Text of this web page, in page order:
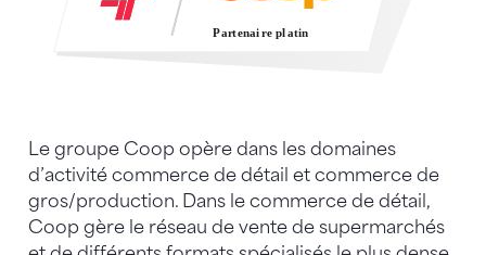
Partenai re pl atin
Le groupe Coop opère dans les domaines
d’activité commerce de détail et commerce de
gros/production. Dans le commerce de détail,
Coop gère le réseau de vente de supermarchés